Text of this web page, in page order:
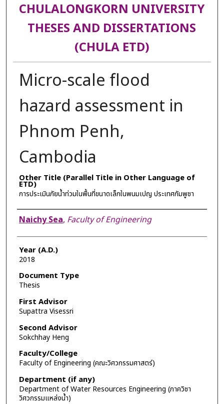
CHULALONGKORN UNIVERSITY
THESES AND DISSERTATIONS
(CHULA ETD)
Micro-scale flood
hazard assessment in
Phnom Penh,
Cambodia
Other Title (Parallel Title in Other Language of
ETD)
การประเมินภัยน้ำท่วมในพื้นที่ขนาดเล็กในพนมเปญ ประเทศกัมพูชา
Author
Naichy Sea, Faculty of Engineering
Year (A.D.)
2018
Document Type
Thesis
First Advisor
Supattra Visessri
Second Advisor
Sokchhay Heng
Faculty/College
Faculty of Engineering (คณะวิศวกรรมศาสตร์)
Department (if any)
Department of Water Resources Engineering (ภาควิชา
วิศวกรรมแหล่งน้ำ)